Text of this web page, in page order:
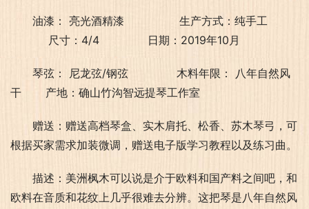
油漆： 亮光酒精漆                生产方式：纯手工
尺寸：4/4              日期：2019年10月
琴弦： 尼龙弦/钢弦              木料年限： 八年自然风
干       产地：确山竹沟智远提琴工作室
赠送：赠送高档琴盒、实木肩托、松香、苏木琴弓，可
根据买家需求加装微调，赠送电子版学习教程以及练习曲。
描述：美洲枫木可以说是介于欧料和国产料之间吧，和
欧料在音质和花纹上几乎很难去分辨。这把琴是八年自然风